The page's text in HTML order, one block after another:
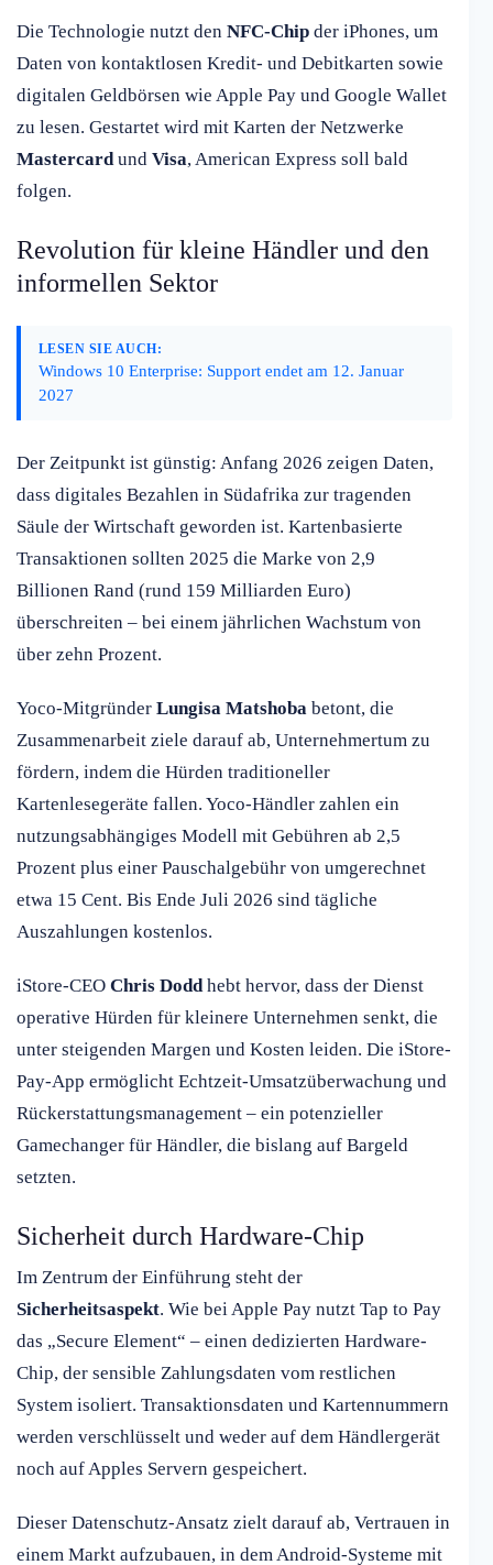
Die Technologie nutzt den NFC-Chip der iPhones, um
Daten von kontaktlosen Kredit- und Debitkarten sowie
digitalen Geldbörsen wie Apple Pay und Google Wallet
zu lesen. Gestartet wird mit Karten der Netzwerke
Mastercardund Visa, American Express soll bald
folgen.
Revolution für kleine Händler und den
informellen Sektor
LESEN SIE AUCH:
Windows 10 Enterprise: Support endet am 12. Januar
2027
Der Zeitpunkt ist günstig: Anfang 2026 zeigen Daten,
dass digitales Bezahlen in Südafrika zur tragenden
Säule der Wirtschaft geworden ist. Kartenbasierte
Transaktionen sollten 2025 die Marke von 2,9
Billionen Rand (rund 159 Milliarden Euro)
überschreiten – bei einem jährlichen Wachstum von
über zehn Prozent.
Yoco-Mitgründer Lungisa Matshoba betont, die
Zusammenarbeit ziele darauf ab, Unternehmertum zu
fördern, indem die Hürden traditioneller
Kartenlesegeräte fallen. Yoco-Händler zahlen ein
nutzungsabhängiges Modell mit Gebühren ab 2,5
Prozent plus einer Pauschalgebühr von umgerechnet
etwa 15 Cent. Bis Ende Juli 2026 sind tägliche
Auszahlungen kostenlos.
iStore-CEO Chris Doddhebt hervor, dass der Dienst
operative Hürden für kleinere Unternehmen senkt, die
unter steigenden Margen und Kosten leiden. Die iStore-
Pay-App ermöglicht Echtzeit-Umsatzüberwachung und
Rückerstattungsmanagement – ein potenzieller
Gamechanger für Händler, die bislang auf Bargeld
setzten.
Sicherheit durch Hardware-Chip
Im Zentrum der Einführung steht der
Sicherheitsaspekt. Wie bei Apple Pay nutzt Tap to Pay
das „Secure Element“ – einen dedizierten Hardware-
Chip, der sensible Zahlungsdaten vom restlichen
System isoliert. Transaktionsdaten und Kartennummern
werden verschlüsselt und weder auf dem Händlergerät
noch auf Apples Servern gespeichert.
Dieser Datenschutz-Ansatz zielt darauf ab, Vertrauen in
einem Markt aufzubauen, in dem Android-Systeme mit